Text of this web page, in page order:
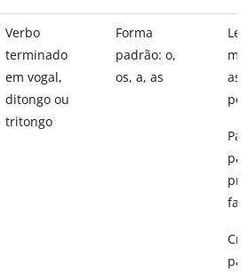
Verbo
terminado
em vogal,
ditongo ou
tritongo
Forma
padrão: o,
os, a, as